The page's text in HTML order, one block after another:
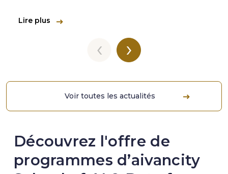
Lire plus
‹ ›
Voir toutes les actualités
Découvrez l'offre de
programmes d’aivancity